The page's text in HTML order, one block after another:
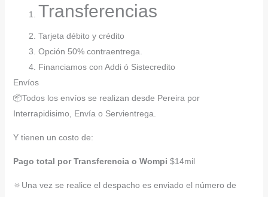
Transferencias
Tarjeta débito y crédito
Opción 50% contraentrega.
Financiamos con Addi ó Sistecredito
Envíos
📦Todos los envíos se realizan desde Pereira por
Interrapidisimo, Envía o Servientrega.
Y tienen un costo de:
Pago total por Transferencia o Wompi $14mil
🔅Una vez se realice el despacho es enviado el número de